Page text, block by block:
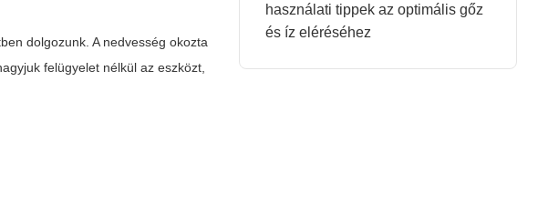
dolgozunk. A nedvesség okozta
felügyelet nélkül az eszközt,
használati tippek az optimális gőz
és íz eléréséhez